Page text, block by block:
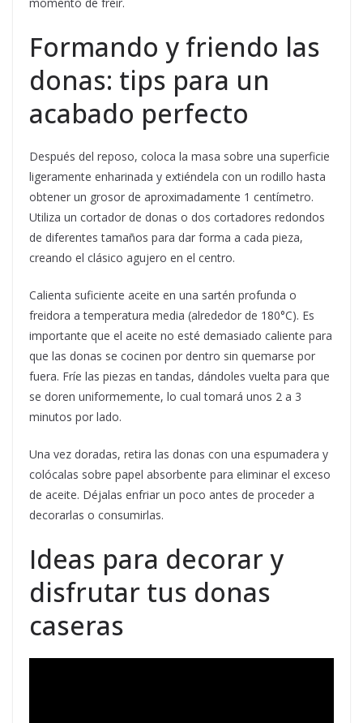
momento de freír.
Formando y friendo las
donas: tips para un
acabado perfecto
Después del reposo, coloca la masa sobre una superficie
ligeramente enharinada y extiéndela con un rodillo hasta
obtener un grosor de aproximadamente 1 centímetro.
Utiliza un cortador de donas o dos cortadores redondos
de diferentes tamaños para dar forma a cada pieza,
creando el clásico agujero en el centro.
Calienta suficiente aceite en una sartén profunda o
freidora a temperatura media (alrededor de 180°C). Es
importante que el aceite no esté demasiado caliente para
que las donas se cocinen por dentro sin quemarse por
fuera. Fríe las piezas en tandas, dándoles vuelta para que
se doren uniformemente, lo cual tomará unos 2 a 3
minutos por lado.
Una vez doradas, retira las donas con una espumadera y
colócalas sobre papel absorbente para eliminar el exceso
de aceite. Déjalas enfriar un poco antes de proceder a
decorarlas o consumirlas.
Ideas para decorar y
disfrutar tus donas
caseras